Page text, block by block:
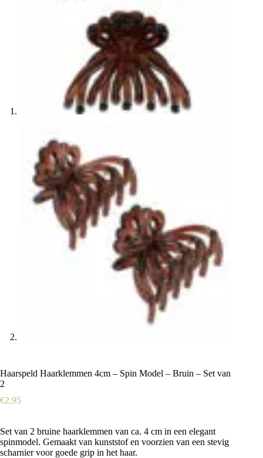
Haarspeld Haarklemmen 4cm – Spin Model – Bruin – Set van
2
€2,95
Set van 2 bruine haarklemmen van ca. 4 cm in een elegant
spinmodel. Gemaakt van kunststof en voorzien van een stevig
scharnier voor goede grip in het haar.